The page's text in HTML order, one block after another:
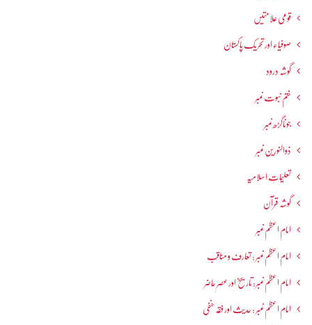
قومی علامتیں
صوفیاء اور تحریک ِپاکستان
گوشہ درود
ختم نبوت نمبر
جوناگڑھ نمبر
ذوالنورین نمبر
تعلیماتِ اسلامیہ
گوشہ قرآن
امام اعظم نمبر
امام اعظم نمبر : تعارف و مناقب
امام اعظم نمبر: تاریخ اور عصرِ حاضر
امام اعظم نمبر : حدیث اور فقہ حنفی